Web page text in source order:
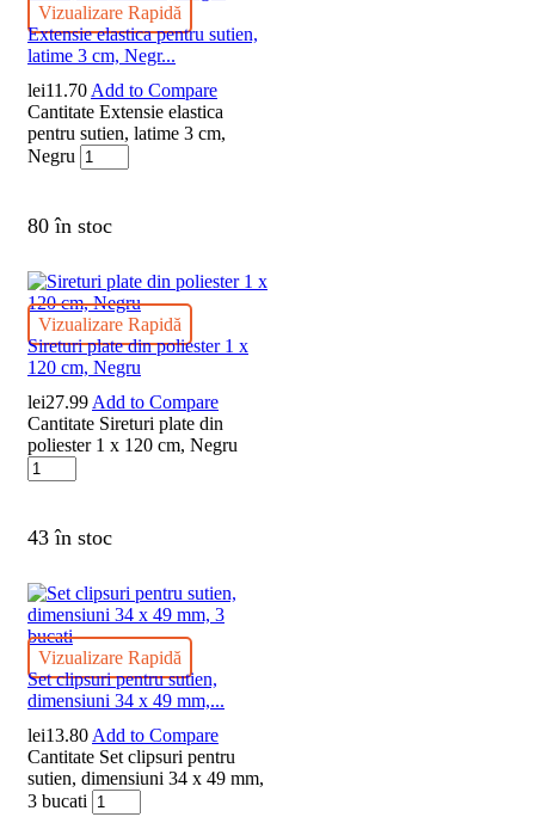
Vizualizare Rapidă
Extensie elastica pentru sutien,
latime 3 cm, Negr...
lei11.70 Add to Compare
Cantitate Extensie elastica
pentru sutien, latime 3 cm,
Negru
80 în stoc
Vizualizare Rapidă
Sireturi plate din poliester 1 x
120 cm, Negru
lei27.99 Add to Compare
Cantitate Sireturi plate din
poliester 1 x 120 cm, Negru
43 în stoc
Vizualizare Rapidă
Set clipsuri pentru sutien,
dimensiuni 34 x 49 mm,...
lei13.80 Add to Compare
Cantitate Set clipsuri pentru
sutien, dimensiuni 34 x 49 mm,
3 bucati